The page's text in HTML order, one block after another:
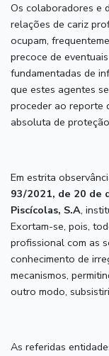
Os colaboradores e
relações de cariz
ocupam,
precoce de
fundamentadas de
que estes agentes
proceder ao reporte
absoluta de
Em estrita
93/2021, de 20 de
Piscícolas, S.A,
Exortam-se, pois,
profissional com as
conhecimento de
mecanismos,
outro modo,
As referidas